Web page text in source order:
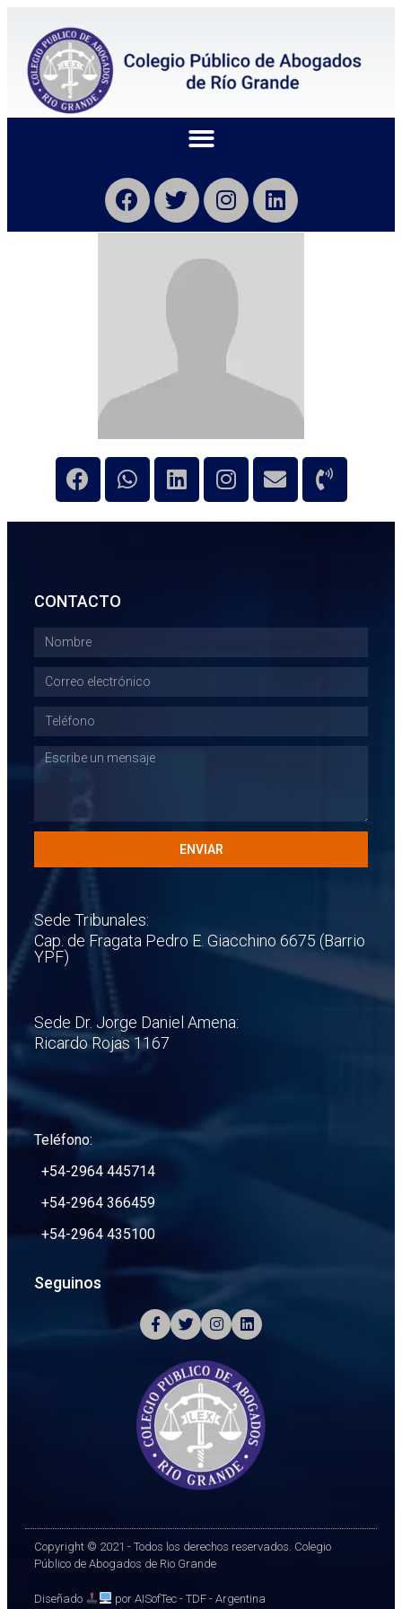
CONTACTO
ENVIAR
Sede Tribunales:
Cap. de Fragata Pedro E. Giacchino 6675 (Barrio
YPF)
Sede Dr. Jorge Daniel Amena:
Ricardo Rojas 1167
Teléfono:
+54-2964 445714
+54-2964 366459
+54-2964 435100
Seguinos
Copyright © 2021 - Todos los derechos reservados. Colegio
Público de Abogados de Rio Grande
Diseñado por AISofTec - TDF - Argentina